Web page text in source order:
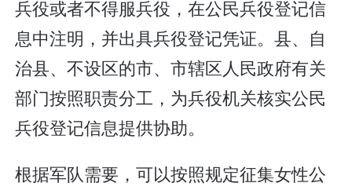
兵役或者不得服兵役，在公民兵役登记信
息中注明，并出具兵役登记凭证。县、自
治县、不设区的市、市辖区人民政府有关
部门按照职责分工，为兵役机关核实公民
兵役登记信息提供协助。
根据军队需要，可以按照规定征集女性公